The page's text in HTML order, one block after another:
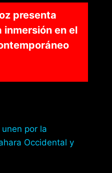
presenta
inmersión en el